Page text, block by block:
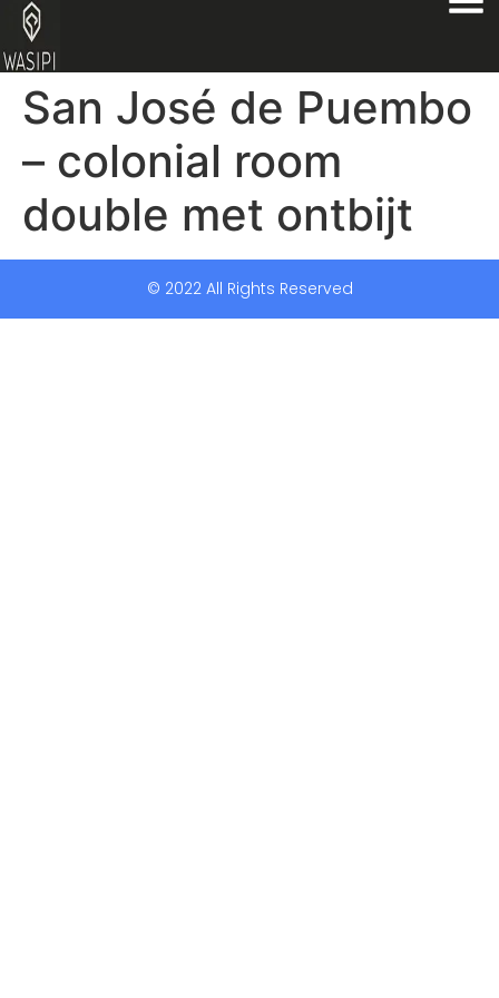
San José de Puembo
– colonial room
double met ontbijt
© 2022 All Rights Reserved